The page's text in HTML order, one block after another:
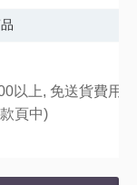
以上, 免送貨費用,
頁中)